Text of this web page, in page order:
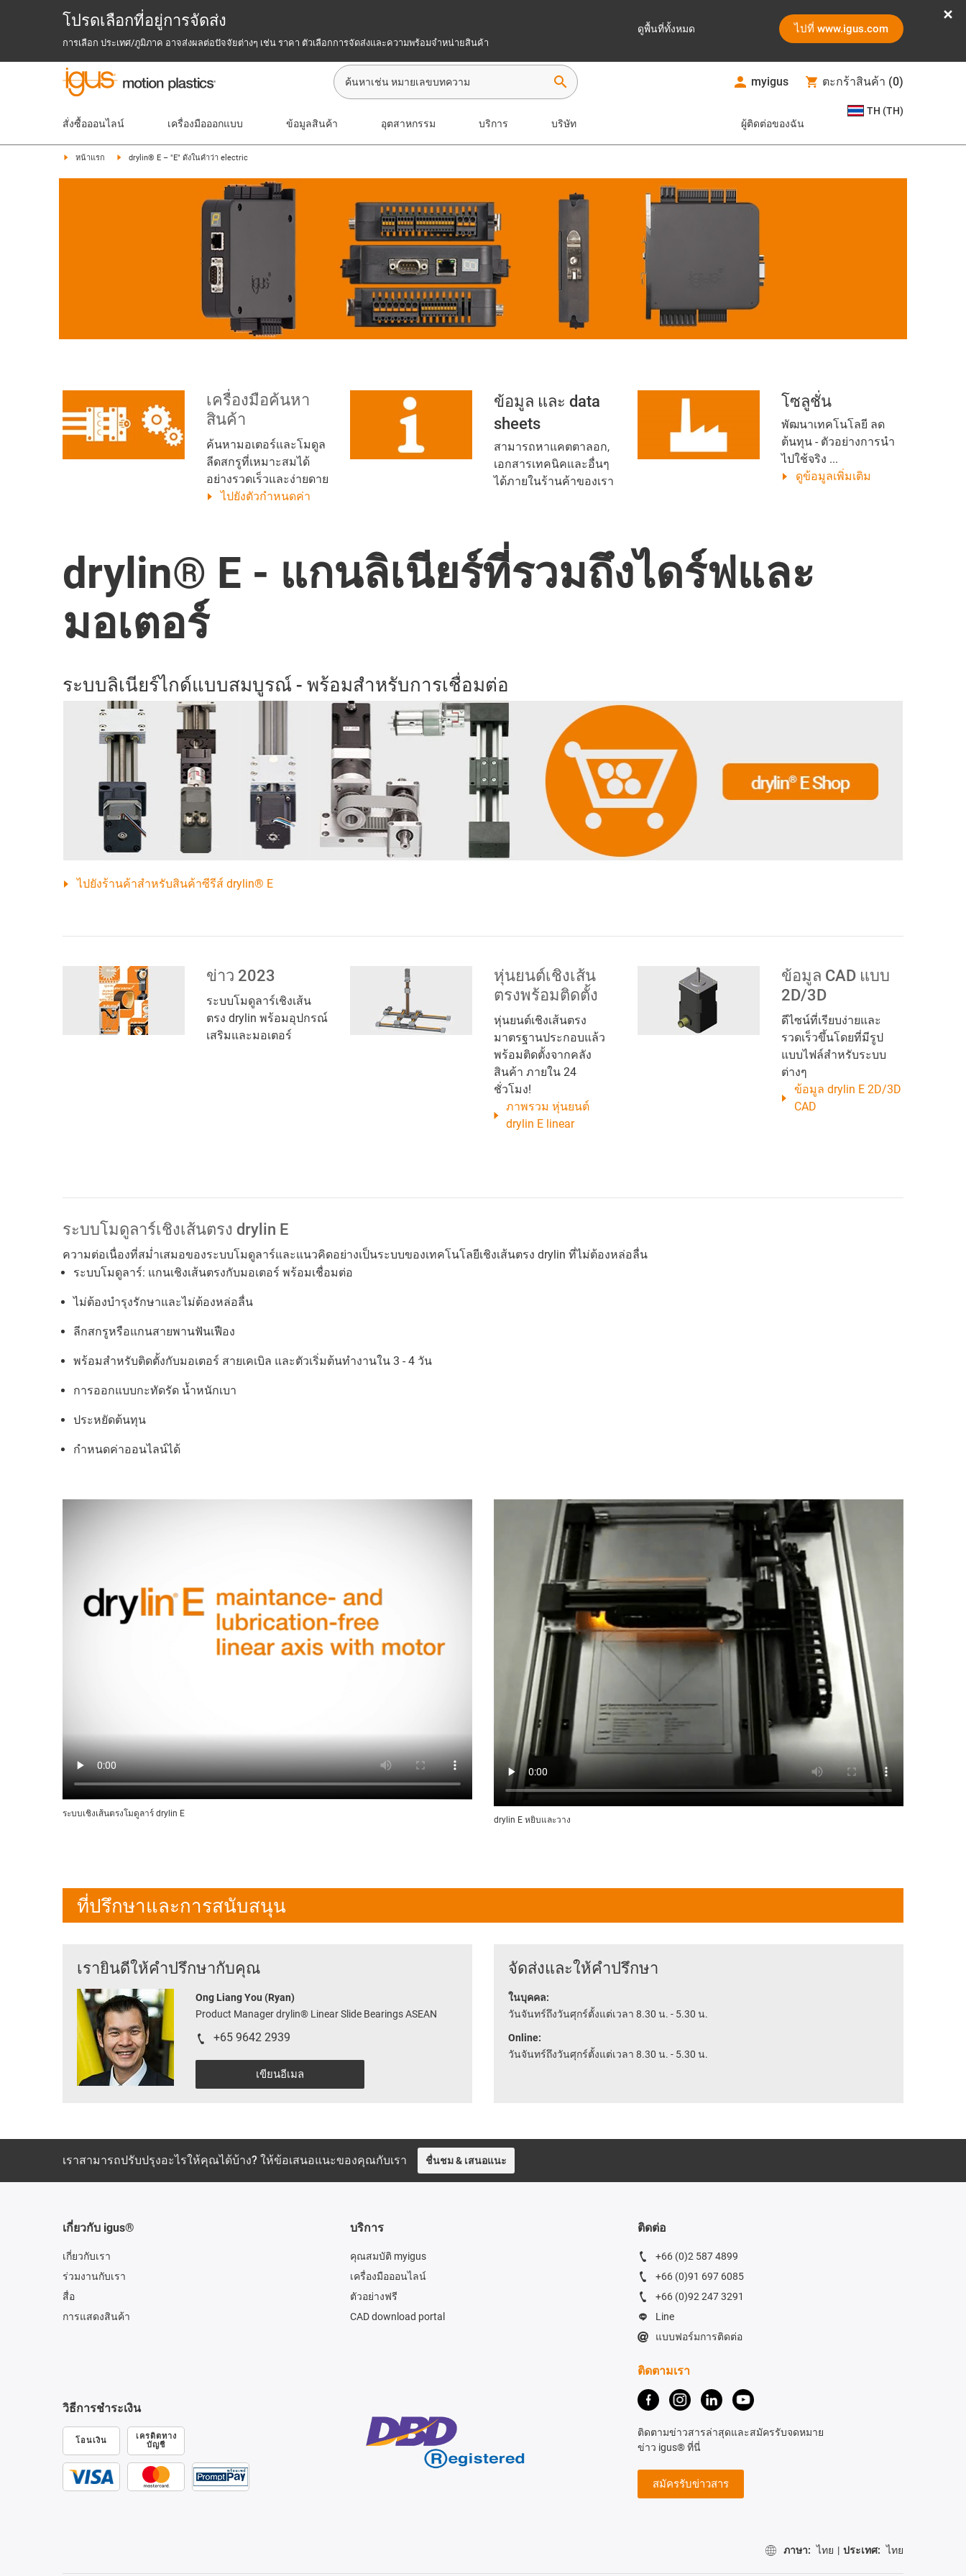
โปรดเลือกที่อยู่การจัดส่ง
การเลือก ประเทศ/ภูมิภาค อาจส่งผลต่อปัจจัยต่างๆ เช่น ราคา ตัวเลือกการจัดส่งและความพร้อมจำหน่ายสินค้า
ดูพื้นที่ทั้งหมด ไปที่ www.igus.com
search myigus ตะกร้าสินค้า (0)
สั่งซื้อออนไลน์ เครื่องมือออกแบบ ข้อมูลสินค้า อุตสาหกรรม บริการ บริษัท ผู้ติดต่อของฉัน
TH (TH)
หน้าแรก drylin® E – "E" ดังในคำว่า electric
เครื่องมือค้นหา
สินค้า
ค้นหามอเตอร์และโมดูล
ลีดสกรูที่เหมาะสมได้
อย่างรวดเร็วและง่ายดาย
ไปยังตัวกำหนดค่า
ข้อมูล และ data
sheets
สามารถหาแคตตาลอก,
เอกสารเทคนิคและอื่นๆ
ได้ภายในร้านค้าของเรา
โซลูชั่น
พัฒนาเทคโนโลยี ลด
ต้นทุน - ตัวอย่างการนำ
ไปใช้จริง ...
ดูข้อมูลเพิ่มเติม
drylin® E - แกนลิเนียร์ที่รวมถึงไดร์ฟและ
มอเตอร์
ระบบลิเนียร์ไกด์แบบสมบูรณ์ - พร้อมสำหรับการเชื่อมต่อ
ไปยังร้านค้าสำหรับสินค้าซีรีส์ drylin® E
ข่าว 2023
ระบบโมดูลาร์เชิงเส้น
ตรง drylin พร้อมอุปกรณ์
เสริมและมอเตอร์
หุ่นยนต์เชิงเส้น
ตรงพร้อมติดตั้ง
หุ่นยนต์เชิงเส้นตรง
มาตรฐานประกอบแล้ว
พร้อมติดตั้งจากคลัง
สินค้า ภายใน 24
ชั่วโมง!
ภาพรวม หุ่นยนต์
drylin E linear
ข้อมูล CAD แบบ
2D/3D
ดีไซน์ที่เรียบง่ายและ
รวดเร็วขึ้นโดยที่มีรูป
แบบไฟล์สำหรับระบบ
ต่างๆ
ข้อมูล drylin E 2D/3D
CAD
ระบบโมดูลาร์เชิงเส้นตรง drylin E
ความต่อเนื่องที่สม่ำเสมอของระบบโมดูลาร์และแนวคิดอย่างเป็นระบบของเทคโนโลยีเชิงเส้นตรง drylin ที่ไม่ต้องหล่อลื่น
ระบบโมดูลาร์: แกนเชิงเส้นตรงกับมอเตอร์ พร้อมเชื่อมต่อ
ไม่ต้องบำรุงรักษาและไม่ต้องหล่อลื่น
ลีกสกรูหรือแกนสายพานฟันเฟือง
พร้อมสำหรับติดตั้งกับมอเตอร์ สายเคเบิล และตัวเริ่มต้นทำงานใน 3 - 4 วัน
การออกแบบกะทัดรัด น้ำหนักเบา
ประหยัดต้นทุน
กำหนดค่าออนไลน์ได้
ระบบเชิงเส้นตรงโมดูลาร์ drylin E
drylin E หยิบและวาง
ที่ปรึกษาและการสนับสนุน
เรายินดีให้คำปรึกษากับคุณ
Ong Liang You (Ryan)
Product Manager drylin® Linear Slide Bearings ASEAN
+65 9642 2939
เขียนอีเมล
จัดส่งและให้คำปรึกษา
ในบุคคล:
วันจันทร์ถึงวันศุกร์ตั้งแต่เวลา 8.30 น. - 5.30 น.
Online:
วันจันทร์ถึงวันศุกร์ตั้งแต่เวลา 8.30 น. - 5.30 น.
เราสามารถปรับปรุงอะไรให้คุณได้บ้าง? ให้ข้อเสนอแนะของคุณกับเรา ชื่นชม & เสนอแนะ
เกี่ยวกับ igus®
เกี่ยวกับเรา
ร่วมงานกับเรา
สื่อ
การแสดงสินค้า
บริการ
คุณสมบัติ myigus
เครื่องมือออนไลน์
ตัวอย่างฟรี
CAD download portal
ติดต่อ
+66 (0)2 587 4899
+66 (0)91 697 6085
+66 (0)92 247 3291
Line
แบบฟอร์มการติดต่อ
วิธีการชำระเงิน
โอนเงิน
เครดิตทาง
บัญชี
ติดตามเรา
ติดตามข่าวสารล่าสุดและสมัครรับจดหมาย
ข่าว igus® ที่นี่
สมัครรับข่าวสาร
ภาษา: ไทย | ประเทศ: ไทย